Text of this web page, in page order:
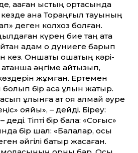
қақаған қыстың ортасында
кезде ана Тораңғыл тауының
деген колхоз болған.
күрең бие таң ата
адам о дүниеге барып
кез. Оншақты ошақтың кәрі-
әңгіме айтқызып,
жұмған. Ертемен
бір қасқа құлын жатыр.
құлынға ат қоя алмай әуре
қояйық», – дейді. Біреу:
деді. Тіпті бір бала: «Соғыс»
бір шал: «Балалар, осы
әйгілі батыр жасаған.